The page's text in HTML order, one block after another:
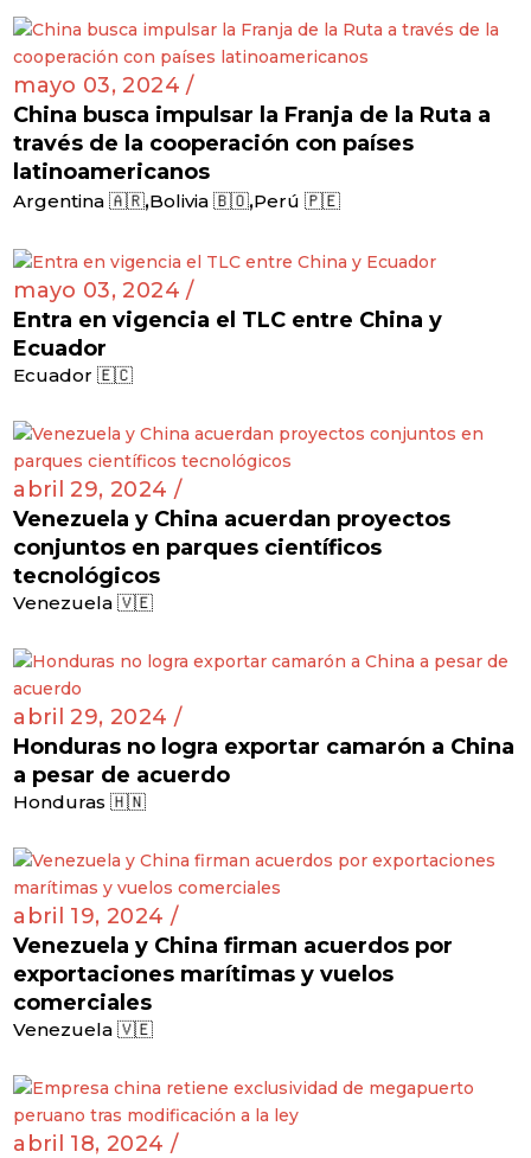
mayo 03, 2024 /
China busca impulsar la Franja de la Ruta a
través de la cooperación con países
latinoamericanos
Argentina 🇦🇷,Bolivia 🇧🇴,Perú 🇵🇪
mayo 03, 2024 /
Entra en vigencia el TLC entre China y
Ecuador
Ecuador 🇪🇨
abril 29, 2024 /
Venezuela y China acuerdan proyectos
conjuntos en parques científicos
tecnológicos
Venezuela 🇻🇪
abril 29, 2024 /
Honduras no logra exportar camarón a China
a pesar de acuerdo
Honduras 🇭🇳
abril 19, 2024 /
Venezuela y China firman acuerdos por
exportaciones marítimas y vuelos
comerciales
Venezuela 🇻🇪
abril 18, 2024 /